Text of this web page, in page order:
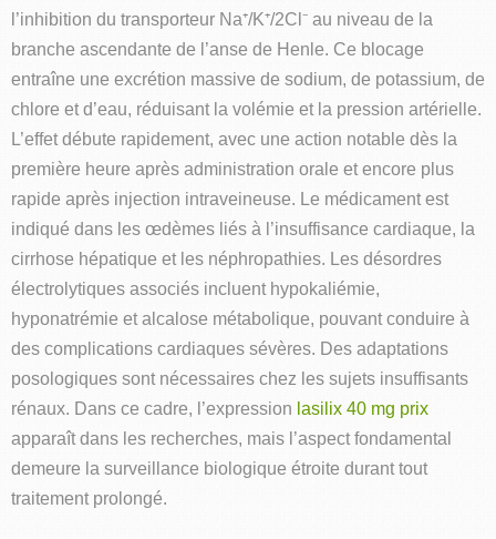
l’inhibition du transporteur Na⁺/K⁺/2Cl⁻ au niveau de la
branche ascendante de l’anse de Henle. Ce blocage
entraîne une excrétion massive de sodium, de potassium, de
chlore et d’eau, réduisant la volémie et la pression artérielle.
L’effet débute rapidement, avec une action notable dès la
première heure après administration orale et encore plus
rapide après injection intraveineuse. Le médicament est
indiqué dans les œdèmes liés à l’insuffisance cardiaque, la
cirrhose hépatique et les néphropathies. Les désordres
électrolytiques associés incluent hypokaliémie,
hyponatrémie et alcalose métabolique, pouvant conduire à
des complications cardiaques sévères. Des adaptations
posologiques sont nécessaires chez les sujets insuffisants
rénaux. Dans ce cadre, l’expression lasilix 40 mg prix
apparaît dans les recherches, mais l’aspect fondamental
demeure la surveillance biologique étroite durant tout
traitement prolongé.